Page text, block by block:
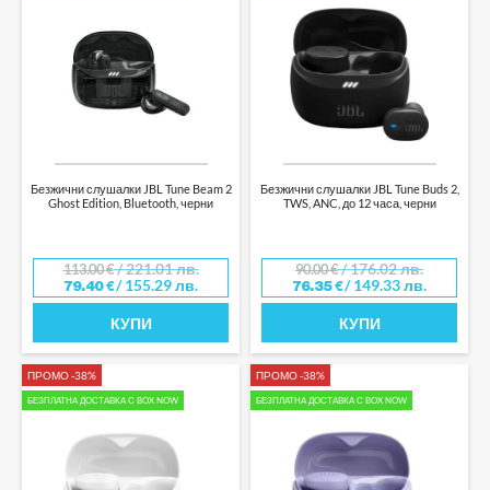
Безжични слушалки JBL Tune Beam 2
Ghost Edition, Bluetooth, черни
113.00€/ 221.01 лв.
79.40€/ 155.29 лв.
КУПИ
Безжични слушалки JBL Tune Buds 2,
TWS, ANC, до 12 часа, черни
90.00€/ 176.02 лв.
76.35€/ 149.33 лв.
КУПИ
ПРОМО -38%
БЕЗПЛАТНА ДОСТАВКА С BOX NOW
ПРОМО -38%
БЕЗПЛАТНА ДОСТАВКА С BOX NOW
ЕЛЕКТРИЧЕСКИ КОНВЕКТОРИ
ЦИРКУЛАЦИОННИ ПОМПИ